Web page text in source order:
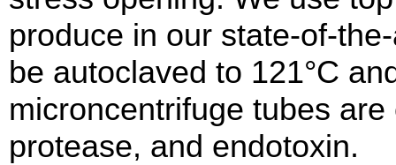
produce in our state-of-
be autoclaved to 121°C
microncentrifuge tubes
protease, and endotoxin.